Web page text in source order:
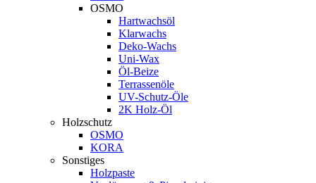
OSMO
Hartwachsöl
Klarwachs
Deko-Wachs
Uni-Wax
Öl-Beize
Terrassenöle
UV-Schutz-Öle
2K Holz-Öl
Holzschutz
OSMO
KORA
Sonstiges
Holzpaste